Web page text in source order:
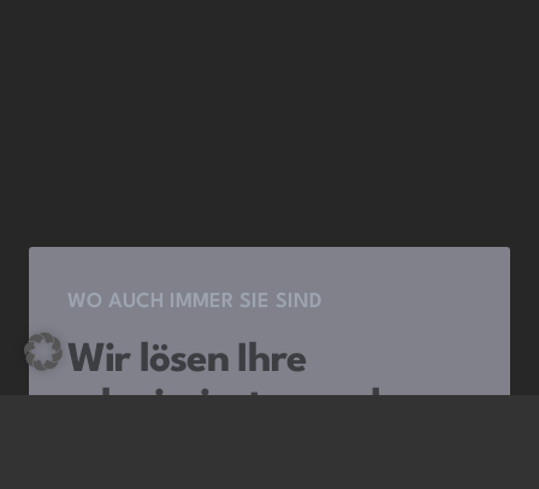
WO AUCH IMMER SIE SIND
Wir lösen Ihre
schwierigsten und